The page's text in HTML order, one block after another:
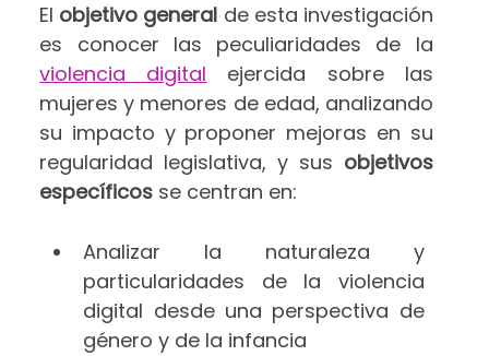
El objetivo general de esta investigación
es conocer las peculiaridades de la
violencia digital ejercida sobre las
mujeres y menores de edad, analizando
su impacto y proponer mejoras en su
regularidad legislativa, y sus objetivos
específicos se centran en:
Analizar la naturaleza y
particularidades de la violencia
digital desde una perspectiva de
género y de la infancia